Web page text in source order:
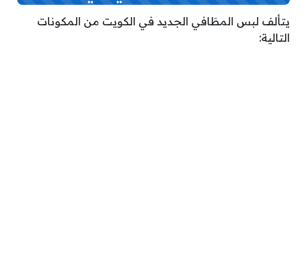
يتألف لبس المطَافي الجديد في الكويت من المكونات
التالية: